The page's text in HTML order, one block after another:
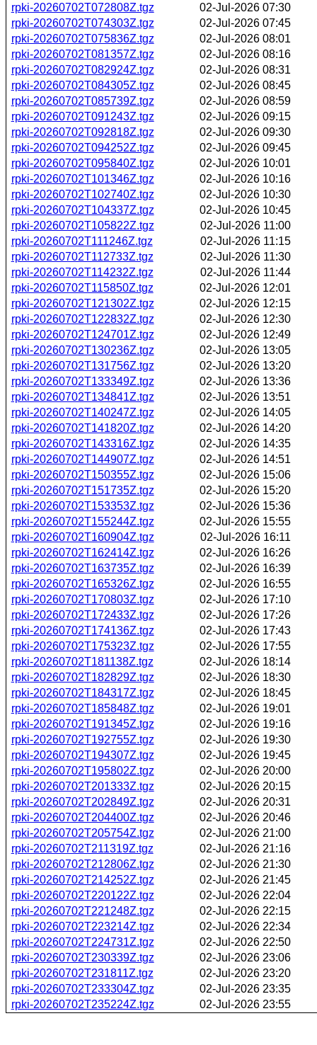
rpki-20260702T072808Z.tgz
02-Jul-2026 07:30
rpki-20260702T074303Z.tgz
02-Jul-2026 07:45
rpki-20260702T075836Z.tgz
02-Jul-2026 08:01
rpki-20260702T081357Z.tgz
02-Jul-2026 08:16
rpki-20260702T082924Z.tgz
02-Jul-2026 08:31
rpki-20260702T084305Z.tgz
02-Jul-2026 08:45
rpki-20260702T085739Z.tgz
02-Jul-2026 08:59
rpki-20260702T091243Z.tgz
02-Jul-2026 09:15
rpki-20260702T092818Z.tgz
02-Jul-2026 09:30
rpki-20260702T094252Z.tgz
02-Jul-2026 09:45
rpki-20260702T095840Z.tgz
02-Jul-2026 10:01
rpki-20260702T101346Z.tgz
02-Jul-2026 10:16
rpki-20260702T102740Z.tgz
02-Jul-2026 10:30
rpki-20260702T104337Z.tgz
02-Jul-2026 10:45
rpki-20260702T105822Z.tgz
02-Jul-2026 11:00
rpki-20260702T111246Z.tgz
02-Jul-2026 11:15
rpki-20260702T112733Z.tgz
02-Jul-2026 11:30
rpki-20260702T114232Z.tgz
02-Jul-2026 11:44
rpki-20260702T115850Z.tgz
02-Jul-2026 12:01
rpki-20260702T121302Z.tgz
02-Jul-2026 12:15
rpki-20260702T122832Z.tgz
02-Jul-2026 12:30
rpki-20260702T124701Z.tgz
02-Jul-2026 12:49
rpki-20260702T130236Z.tgz
02-Jul-2026 13:05
rpki-20260702T131756Z.tgz
02-Jul-2026 13:20
rpki-20260702T133349Z.tgz
02-Jul-2026 13:36
rpki-20260702T134841Z.tgz
02-Jul-2026 13:51
rpki-20260702T140247Z.tgz
02-Jul-2026 14:05
rpki-20260702T141820Z.tgz
02-Jul-2026 14:20
rpki-20260702T143316Z.tgz
02-Jul-2026 14:35
rpki-20260702T144907Z.tgz
02-Jul-2026 14:51
rpki-20260702T150355Z.tgz
02-Jul-2026 15:06
rpki-20260702T151735Z.tgz
02-Jul-2026 15:20
rpki-20260702T153353Z.tgz
02-Jul-2026 15:36
rpki-20260702T155244Z.tgz
02-Jul-2026 15:55
rpki-20260702T160904Z.tgz
02-Jul-2026 16:11
rpki-20260702T162414Z.tgz
02-Jul-2026 16:26
rpki-20260702T163735Z.tgz
02-Jul-2026 16:39
rpki-20260702T165326Z.tgz
02-Jul-2026 16:55
rpki-20260702T170803Z.tgz
02-Jul-2026 17:10
rpki-20260702T172433Z.tgz
02-Jul-2026 17:26
rpki-20260702T174136Z.tgz
02-Jul-2026 17:43
rpki-20260702T175323Z.tgz
02-Jul-2026 17:55
rpki-20260702T181138Z.tgz
02-Jul-2026 18:14
rpki-20260702T182829Z.tgz
02-Jul-2026 18:30
rpki-20260702T184317Z.tgz
02-Jul-2026 18:45
rpki-20260702T185848Z.tgz
02-Jul-2026 19:01
rpki-20260702T191345Z.tgz
02-Jul-2026 19:16
rpki-20260702T192755Z.tgz
02-Jul-2026 19:30
rpki-20260702T194307Z.tgz
02-Jul-2026 19:45
rpki-20260702T195802Z.tgz
02-Jul-2026 20:00
rpki-20260702T201333Z.tgz
02-Jul-2026 20:15
rpki-20260702T202849Z.tgz
02-Jul-2026 20:31
rpki-20260702T204400Z.tgz
02-Jul-2026 20:46
rpki-20260702T205754Z.tgz
02-Jul-2026 21:00
rpki-20260702T211319Z.tgz
02-Jul-2026 21:16
rpki-20260702T212806Z.tgz
02-Jul-2026 21:30
rpki-20260702T214252Z.tgz
02-Jul-2026 21:45
rpki-20260702T220122Z.tgz
02-Jul-2026 22:04
rpki-20260702T221248Z.tgz
02-Jul-2026 22:15
rpki-20260702T223214Z.tgz
02-Jul-2026 22:34
rpki-20260702T224731Z.tgz
02-Jul-2026 22:50
rpki-20260702T230339Z.tgz
02-Jul-2026 23:06
rpki-20260702T231811Z.tgz
02-Jul-2026 23:20
rpki-20260702T233304Z.tgz
02-Jul-2026 23:35
rpki-20260702T235224Z.tgz
02-Jul-2026 23:55